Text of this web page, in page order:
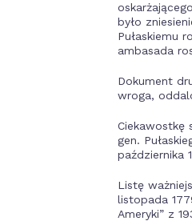
było
Pułaskiemu
ambasada
Dokument
wroga,
Ciekawostkę
gen.
października
Listę
listopada
Ameryki” z